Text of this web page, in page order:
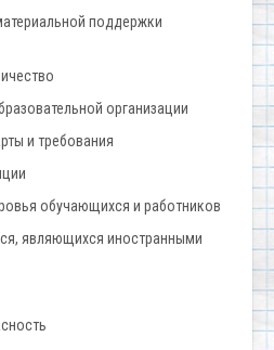
поддержки
организации
и требования
обучающихся и работников
являющихся иностранными